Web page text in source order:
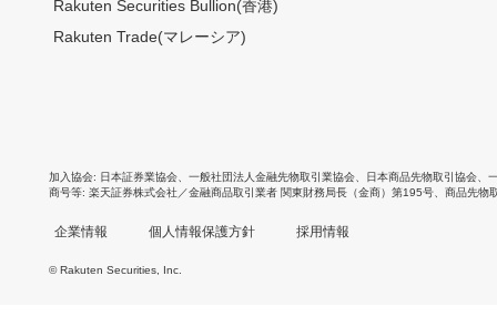
Rakuten Securities Bullion(香港)
Rakuten Trade(マレーシア)
加入協会 日本証券業協会 一般社団法人金融先物取引業協会 日本商品先物取引協会
商号等 楽天証券株式会社／金融商品取引業者 関東財務局長（金商）第195号、商品先物
企業情報 個人情報保護方針 採用情報
© Rakuten Securities, Inc.